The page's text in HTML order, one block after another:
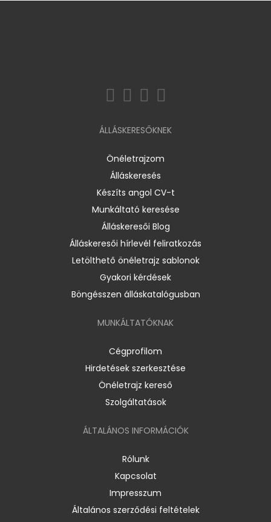
ÁLLÁSKERESŐKNEK
Önéletrajzom
Álláskeresés
Készíts angol CV-t
Munkáltató keresése
Álláskeresői Blog
Álláskeresői hírlevél feliratkozás
Letölthető önéletrajz sablonok
Gyakori kérdések
Böngésszen álláskatalógusban
MUNKÁLTATÓKNAK
Cégprofilom
Hirdetések szerkesztése
Önéletrajz kereső
Szolgáltatások
ÁLTALÁNOS INFORMÁCIÓK
Rólunk
Kapcsolat
Impresszum
Általános szerződési feltételek